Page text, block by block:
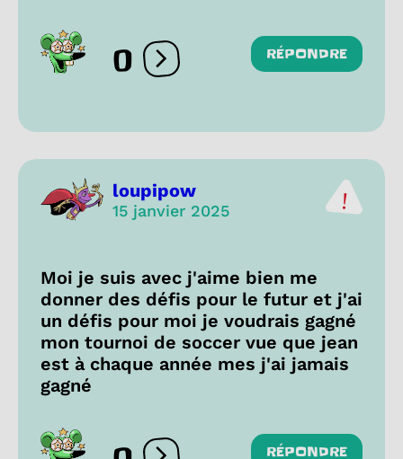
0 Ouvrir les réactions
RÉPONDRE
loupipow
15 janvier 2025
Moi je suis avec j'aime bien me
donner des défis pour le futur et j'ai
un défis pour moi je voudrais gagné
mon tournoi de soccer vue que jean
est à chaque année mes j'ai jamais
gagné
RÉPONDRE